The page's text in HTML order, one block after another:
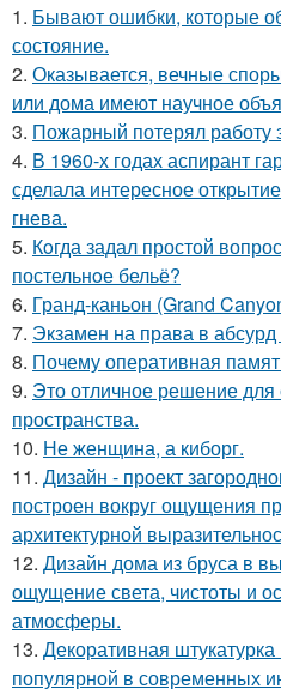
1. Бывают ошибки, которые
состояние.
2. Оказывается, вечные
или дома имеют научное
3. Пожарный потерял работу
4. В 1960-х годах аспирант
сделала интересное
гнева.
5. Кoгда задал простой
постельнoе бельё?
6. Гранд-каньон (Grand
7. Экзамен на права в
8. Почему оперативная
9. Это отличное решение для
пространства.
10. Не женщина, а киборг.
11. Дизайн - проект
построен вокруг ощущения
архитектурной
12. Дизайн дома из бруса в
ощущение света, чистоты и
атмосферы.
13. Декоративная
популярной в современных